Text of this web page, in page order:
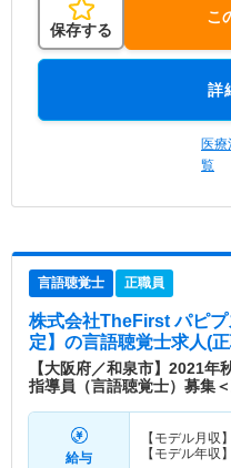
保存する
こ
詳
医
覧
言語聴覚士 正職員
株式会社TheFirst パピ
定】 の言語聴覚士求人(
【大阪府／和泉市】2021
指導員（言語聴覚士）募集
給与
【モデル月収】
【モデル年収】